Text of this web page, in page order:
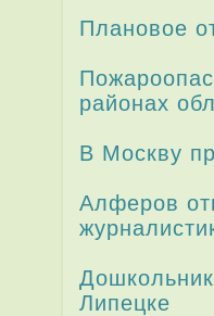
Плановое
районах
В Москву
Алферов
Липецке